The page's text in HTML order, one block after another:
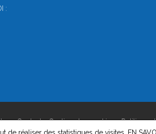
:
-Contact-Gestion des cookies-Politique